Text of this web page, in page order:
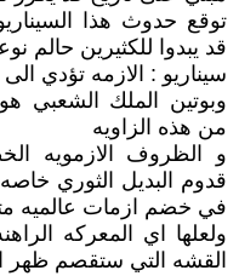
توقع حدوث هذا
قد يبدوا للكثيرين حالم
سيناريو : الازمه تؤدي
وبوتين الملك الشعبي هو
من هذه الزاويه
و الظروف الازمويه
قدوم البديل الثوري خاصه
في خضم ازمات عالميه
ولعلها اي المعركه
القشه التي ستقصم ظهر